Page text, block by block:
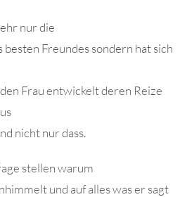
nur die
Freundes sondern hat sich
Frau entwickelt deren Reize
nicht nur dass.
stellen warum
und auf alles was er sagt